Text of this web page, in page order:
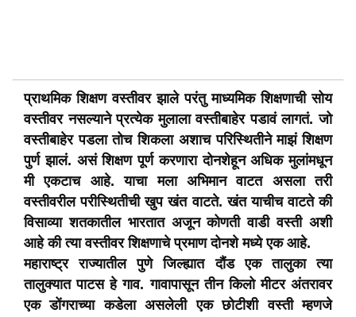
प्राथमिक शिक्षण वस्तीवर झाले परंतु माध्यमिक शिक्षणाची सोय
वस्तीवर नसल्याने प्रत्येक मुलाला वस्तीबाहेर पडावं लागतं. जो
वस्तीबाहेर पडला तोच शिकला अशाच परिस्थितीने माझं शिक्षण
पुर्ण झालं. असं शिक्षण पूर्ण करणारा दोनशेहून अधिक मुलांमधून
मी एकटाच आहे. याचा मला अभिमान वाटत असला तरी
वस्तीवरील परीस्थितीची खुप खंत वाटते. खंत याचीच वाटते की
विसाव्या शतकातील भारतात अजून कोणती वाडी वस्ती अशी
आहे की त्या वस्तीवर शिक्षणाचे प्रमाण दोनशे मध्ये एक आहे.
महाराष्ट्र राज्यातील पुणे जिल्ह्यात दौंड एक तालुका त्या
तालुक्यात पाटस हे गाव. गावापासून तीन किलो मीटर अंतरावर
एक डोंगराच्या कडेला असलेली एक छोटीशी वस्ती म्हणजे